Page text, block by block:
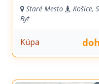
Staré Mesto
Košice,
Byt
Kúpa